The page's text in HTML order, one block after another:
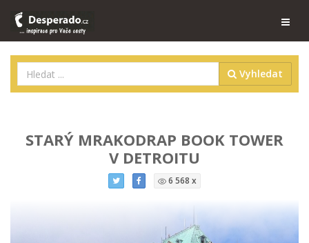
Vyhledat
STARÝ MRAKODRAP BOOK TOWER
V DETROITU
6 568 x